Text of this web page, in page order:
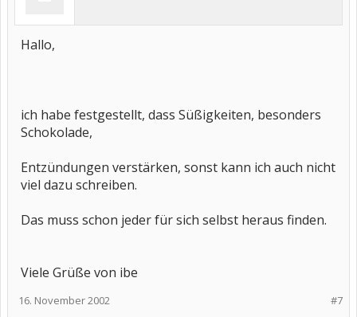
Hallo,
ich habe festgestellt, dass Süßigkeiten, besonders
Schokolade,
Entzündungen verstärken, sonst kann ich auch nicht
viel dazu schreiben.
Das muss schon jeder für sich selbst heraus finden.
Viele Grüße von ibe
#7
16. November 2002